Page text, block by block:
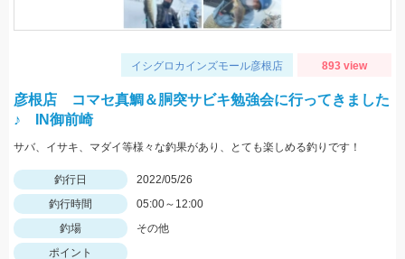
イシグロカインズモール彦根店 893 view
彦根店 コマセ真鯛＆胴突サビキ勉強会に行ってきました
♪ IN御前崎
サバ、イサキ、マダイ等様々な釣果があり、とても楽しめる釣りです！
釣行日
2022/05/26
釣行時間
05:00～12:00
釣場
その他
ポイント